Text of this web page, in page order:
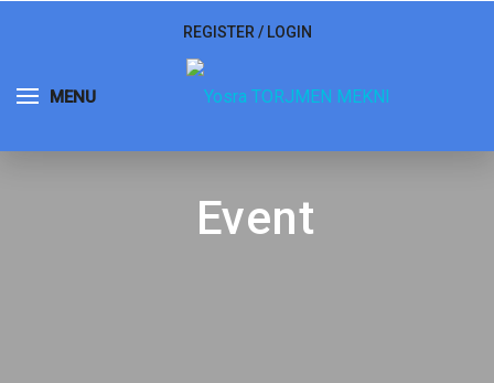
MENU
REGISTER / LOGIN
Event